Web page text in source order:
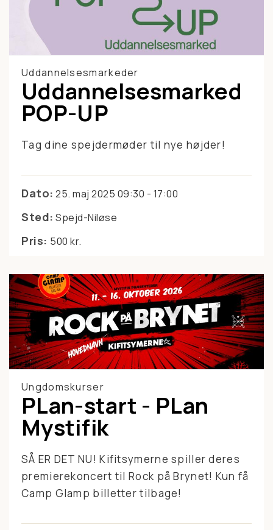
Uddannelsesmarkeder
Uddannelsesmarked
POP-UP
Tag dine spejdermøder til nye højder!
Dato: 25. maj 2025 09:30 - 17:00
Sted: Spejd-Niløse
Pris: 500 kr.
Ungdomskurser
PLan-start - PLan
Mystifik
SÅ ER DET NU! Kifitsymerne spiller deres
premierekoncert til Rock på Brynet! Kun få
Camp Glamp billetter tilbage!